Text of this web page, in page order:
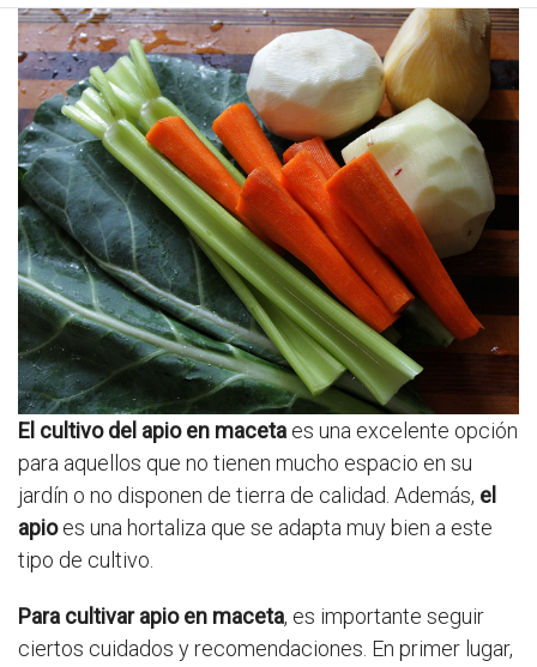
El cultivo del apio en maceta es una excelente opción
para aquellos que no tienen mucho espacio en su
jardín o no disponen de tierra de calidad. Además, el
apioes una hortaliza que se adapta muy bien a este
tipo de cultivo.
Para cultivar apio en maceta, es importante seguir
ciertos cuidados y recomendaciones. En primer lugar,